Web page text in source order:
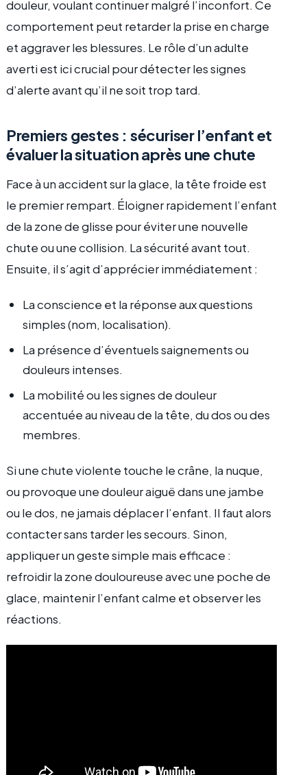
douleur, voulant continuer malgré l’inconfort. Ce
comportement peut retarder la prise en charge
et aggraver les blessures. Le rôle d’un adulte
averti est ici crucial pour détecter les signes
d’alerte avant qu’il ne soit trop tard.
Premiers gestes : sécuriser l’enfant et
évaluer la situation après une chute
Face à un accident sur la glace, la tête froide est
le premier rempart. Éloigner rapidement l’enfant
de la zone de glisse pour éviter une nouvelle
chute ou une collision. La sécurité avant tout.
Ensuite, il s’agit d’apprécier immédiatement :
La conscience et la réponse aux questions
simples (nom, localisation).
La présence d’éventuels saignements ou
douleurs intenses.
La mobilité ou les signes de douleur
accentuée au niveau de la tête, du dos ou des
membres.
Si une chute violente touche le crâne, la nuque,
ou provoque une douleur aiguë dans une jambe
ou le dos, ne jamais déplacer l’enfant. Il faut alors
contacter sans tarder les secours. Sinon,
appliquer un geste simple mais efficace :
refroidir la zone douloureuse avec une poche de
glace, maintenir l’enfant calme et observer les
réactions.